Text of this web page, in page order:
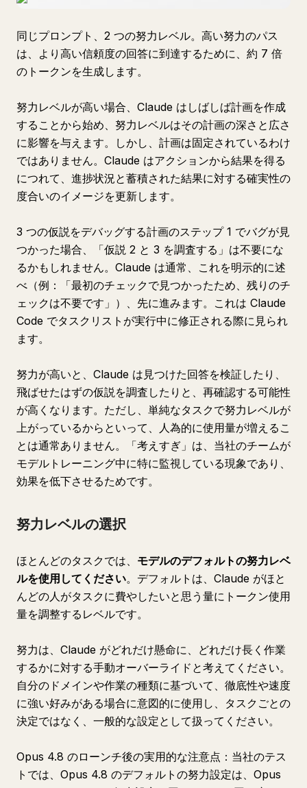
同じプロンプト、2 つの努力レベル。高い努力のパス
は、より高い信頼度の回答に到達するために、約 7 倍
のトークンを生成します。
努力レベルが高い場合、Claude はしばしば計画を作成
することから始め、努力レベルはその計画の深さと広さ
に影響を与えます。しかし、計画は固定されているわけ
ではありません。Claude はアクションから結果を得る
につれて、進捗状況と蓄積された結果に対する確実性の
度合いのイメージを更新します。
3 つの仮説をデバッグする計画のステップ 1 でバグが見
つかった場合、「仮説 2 と 3 を調査する」は不要にな
るかもしれません。Claude は通常、これを明示的に述
べ（例：「最初のチェックで見つかったため、残りのチ
ェックは不要です」）、先に進みます。これは Claude
Code でタスクリストが実行中に修正される際に見られ
ます。
努力が高いと、Claude は見つけた回答を検証したり、
飛ばせたはずの仮説を調査したりと、再確認する可能性
が高くなります。ただし、単純なタスクで努力レベルが
上がっているからといって、人為的に使用量が増えるこ
とは通常ありません。「考えすぎ」は、当社のチームが
モデルトレーニング中に特に監視している現象であり、
効果を低下させるためです。
努力レベルの選択
ほとんどのタスクでは、 モデルのデフォルトの努力レベ
ルを使用してください。デフォルトは、Claude がほと
んどの人がタスクに費やしたいと思う量にトークン使用
量を調整するレベルです。
努力は、Claude がどれだけ懸命に、どれだけ長く作業
するかに対する手動オーバーライドと考えてください。
自分のドメインや作業の種類に基づいて、徹底性や速度
に強い好みがある場合に意図的に使用し、タスクごとの
決定ではなく、一般的な設定として扱ってください。
Opus 4.8 のローンチ後の実用的な注意点：当社のテス
トでは、Opus 4.8 のデフォルトの努力設定は、Opus